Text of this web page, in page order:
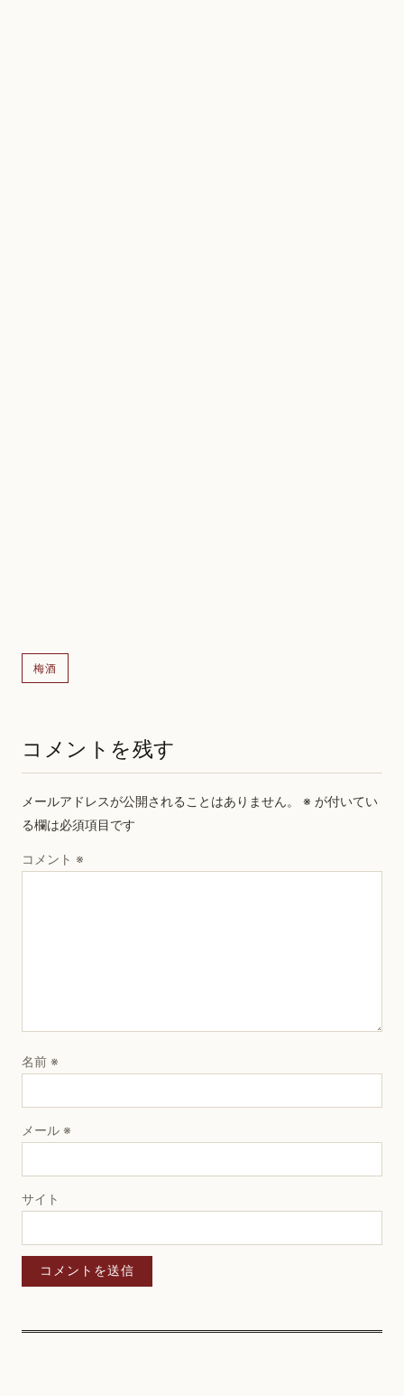
梅酒
コメントを残す
メールアドレスが公開されることはありません。 ※ が付いてい
る欄は必須項目です
コメント ※
名前 ※
メール ※
サイト